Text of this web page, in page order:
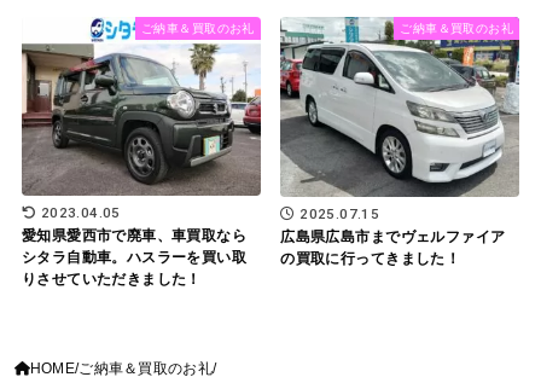
ご納車＆買取のお礼
2023.04.05
愛知県愛西市で廃車、車買取なら
シタラ自動車。ハスラーを買い取
りさせていただきました！
ご納車＆買取のお礼
2025.07.15
広島県広島市までヴェルファイア
の買取に行ってきました！
HOME ご納車＆買取のお礼